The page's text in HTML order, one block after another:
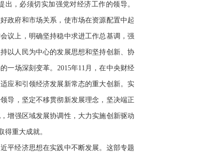
，必须切实加强党对经济工作的领导。
政府和市场关系，使市场在资源配置中起
议上，明确坚持稳中求进工作总基调，强
以人民为中心的发展思想和坚持创新、协
一场深刻变革。2015年11月，在中央财经
应和引领经济发展新常态的重大创新。实
导，坚定不移贯彻新发展理念，坚决端正
增强区域发展协调性，大力实施创新驱动
重大成就。
平经济思想在实践中不断发展。这部专题